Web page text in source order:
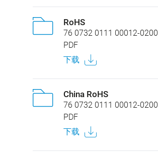
RoHS
76 0732 0111 00012-0200
PDF
下载
China RoHS
76 0732 0111 00012-0200
PDF
下载